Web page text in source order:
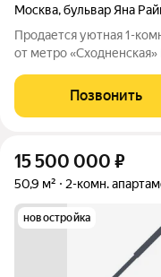
Москва,бульвар Яна
Продается уютная 1-
от метро
уютная 1-комнатная
расположенная на 2-м
Позвонить
15 500 000 ₽
50,9 м² 2-комн.
новостройка